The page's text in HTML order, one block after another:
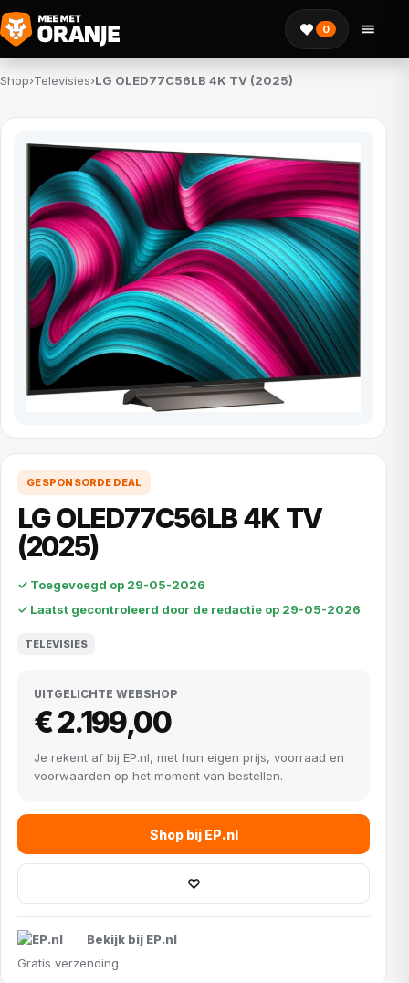
0
Shop›Televisies›LG OLED77C56LB 4K TV (2025)
GESPONSORDE DEAL
LG OLED77C56LB 4K TV
(2025)
✓ Toegevoegd op 29-05-2026
✓ Laatst gecontroleerd door de redactie op 29-05-2026
TELEVISIES
UITGELICHTE WEBSHOP
€ 2.199,00
Je rekent af bij EP.nl, met hun eigen prijs, voorraad en
voorwaarden op het moment van bestellen.
Shop bij EP.nl
♡
Bekijk bij EP.nl
Gratis verzending